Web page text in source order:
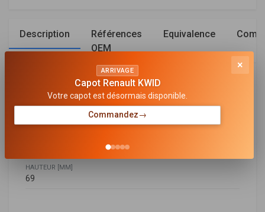
Description
Références
OEM
Equivalence
LONGUEUR [MM]
HAUTEUR [MM]
69
×
ARRIVAGE
Capot Renault KWID
Votre capot est désormais disponible.
Commandez→